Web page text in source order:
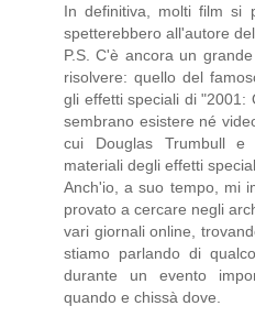
In definitiva, molti film si
spetterebbero all'autore del
P.S. C'è ancora un
risolvere: quello del
gli effetti speciali di "2001:
sembrano esistere né
cui Douglas Trumbull
materiali degli effetti
Anch'io, a suo tempo, mi
provato a cercare negli
vari giornali online,
stiamo parlando di
durante un evento
quando e chissà dove.